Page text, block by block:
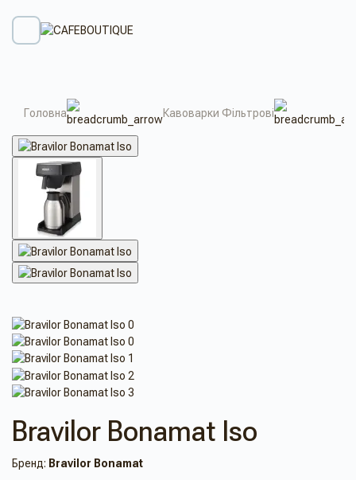
Головна Кавоварки Фільтрові
Bravilor Bonamat Iso
Бренд: Bravilor Bonamat